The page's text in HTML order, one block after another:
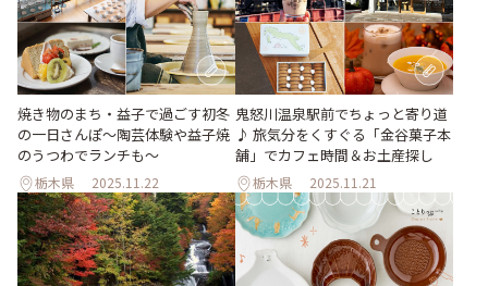
焼き物のまち・益子で過ごす初冬
の一日さんぽ〜陶芸体験や益子焼
のうつわでランチも〜
栃木県 2025.11.22
鬼怒川温泉駅前でちょっと寄り道
♪ 旅気分をくすぐる「金谷菓子本
舗」でカフェ時間＆お土産探し
栃木県 2025.11.21